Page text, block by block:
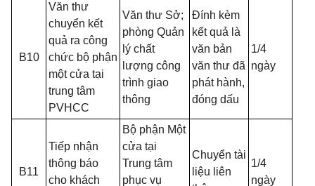
B10
Văn thư
chuyển kết
quả ra công
chức bộ phận
một cửa tại
trung tâm
PVHCC
Văn thư Sở;
phòng Quản
lý chất
lượng công
trình giao
thông
Đính kèm
kết quả là
văn bản
văn thư đã
phát hành,
đóng dấu
1/4
ngày
B11
Tiếp nhận
thông báo
cho khách
Bộ phận Một
cửa tại
Trung tâm
phục vụ
Chuyển tài
liệu liên
1/4
ngày